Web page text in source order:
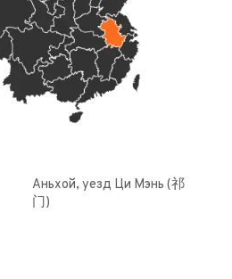
Аньхой, уезд Ци Мэнь (祁
门)